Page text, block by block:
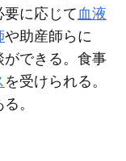
に応じて血液
や助産師らに
ができる。食事
を受けられる。
。